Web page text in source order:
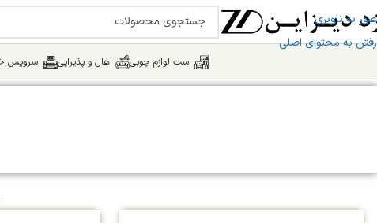
عبور به ناوبری
رفتن به محتوای اصلی
ست لوازم چوبی هال و پذیرایی سرویس